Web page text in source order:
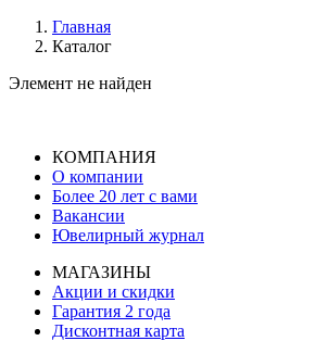
Главная
Каталог
Элемент не найден
КОМПАНИЯ
О компании
Более 20 лет с вами
Вакансии
Ювелирный журнал
МАГАЗИНЫ
Акции и скидки
Гарантия 2 года
Дисконтная карта